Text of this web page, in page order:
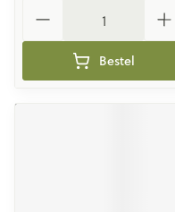
Bestel